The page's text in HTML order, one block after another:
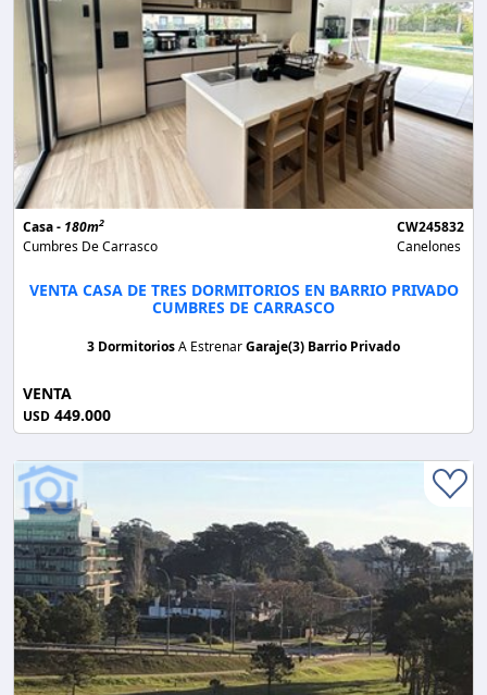
Casa - 180m2
Cumbres De Carrasco
CW245832
Canelones
VENTA CASA DE TRES DORMITORIOS EN BARRIO PRIVADO
CUMBRES DE CARRASCO
3 DormitoriosA EstrenarGaraje(3) Barrio Privado
VENTA
USD 449.000